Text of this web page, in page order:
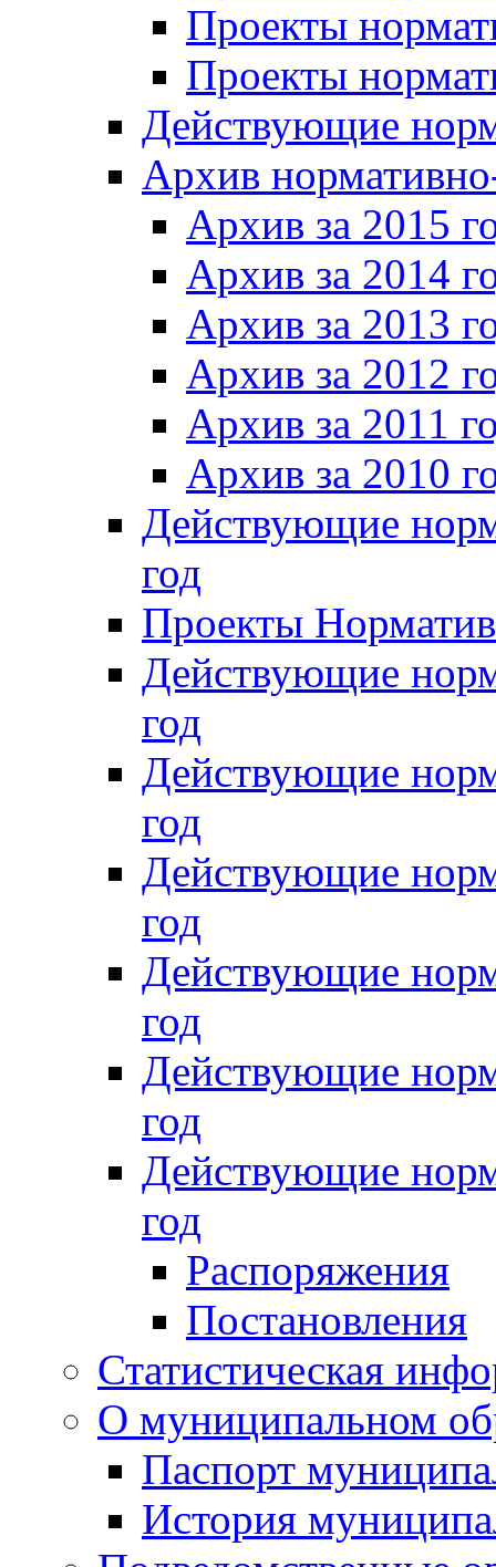
Проекты
Проекты
Действующие
Архив
Архив за 2015
Архив за 2014
Архив за 2013
Архив за 2012
Архив за 2011
Архив за 2010
Действующие
год
Проекты
Действующие
год
Действующие
год
Действующие
год
Действующие
год
Действующие
год
Действующие
год
Распоряжения
Постановления
Статистическая
О муниципальном
Паспорт
История